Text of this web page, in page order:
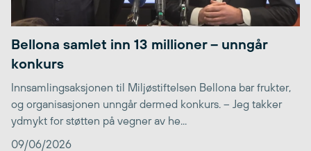
Bellona samlet inn 13 millioner – unngår
konkurs
Innsamlingsaksjonen til Miljøstiftelsen Bellona bar frukter,
og organisasjonen unngår dermed konkurs. – Jeg takker
ydmykt for støtten på vegner av he...
09/06/2026